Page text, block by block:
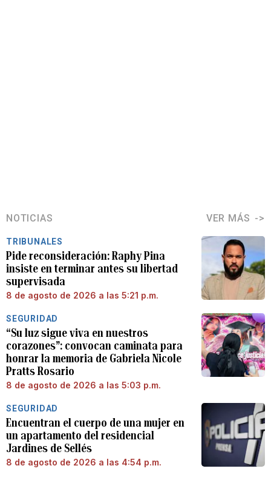
NOTICIAS VER MÁS
TRIBUNALES
Pide reconsideración: Raphy Pina
insiste en terminar antes su libertad
supervisada
8 de agosto de 2026 a las 5:21 p.m.
SEGURIDAD
“Su luz sigue viva en nuestros
corazones”: convocan caminata para
honrar la memoria de Gabriela Nicole
Pratts Rosario
8 de agosto de 2026 a las 5:03 p.m.
SEGURIDAD
Encuentran el cuerpo de una mujer en
un apartamento del residencial
Jardines de Sellés
8 de agosto de 2026 a las 4:54 p.m.